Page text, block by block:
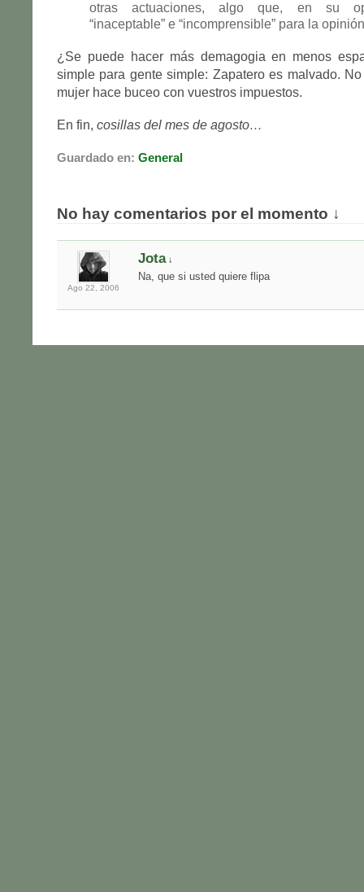
otras actuaciones, algo que, en su
“inaceptable” e “incomprensible” para la
¿Se puede hacer más demagogia en menos
simple para gente simple: Zapatero es malvado.
mujer hace buceo con vuestros impuestos.
En fin, cosillas del mes de agosto…
Guardado en: General
No hay comentarios por el momento ↓
Ago 22, 2006
Jota↓
Na, que si usted quiere flipa